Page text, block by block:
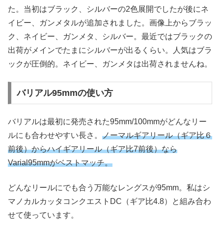
た。当初はブラック、シルバーの2色展開でしたが後にネ
イビー、ガンメタルが追加されました。画像上からブラッ
ク、ネイビー、ガンメタ、シルバー。最近ではブラックの
出荷がメインでたまにシルバーが出るくらい。人気はブラ
ックが圧倒的。ネイビー、ガンメタは出荷されませんね。
バリアル95mmの使い方
バリアルは最初に発売された95mm/100mmがどんなリー
ルにも合わせやすい長さ。 ノーマルギアリール（ギア比６
前後）からハイギアリール（ギア比7前後）なら
Varial95mmがベストマッチ。
どんなリールにでも合う万能なレングスが95mm。私はシ
マノカルカッタコンクエストDC（ギア比4.8）と組み合わ
せて使っています。